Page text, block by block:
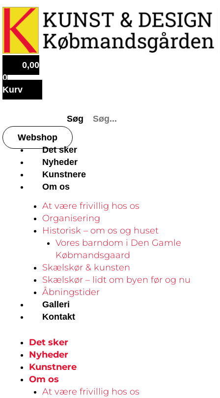
0,00
0
Kurv
Søg
Webshop
Det sker
Nyheder
Kunstnere
Om os
At være frivillig hos os
Organisering
Historisk – om os og huset
Vores barndom i Den Gamle
Købmandsgaard
Skælskør & kunsten
Skælskør – lidt om byen før og nu
Åbningstider
Galleri
Kontakt
Det sker
Nyheder
Kunstnere
Om os
At være frivillig hos os